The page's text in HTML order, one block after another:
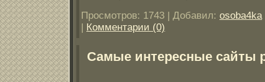
Просмотров: 1743 | Добавил: osoba4ka
| Комментарии (0)
Самые интересные сайты